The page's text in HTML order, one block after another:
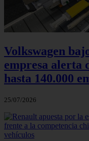
Volkswagen
empresa alerta
hasta 140.000
25/07/2026